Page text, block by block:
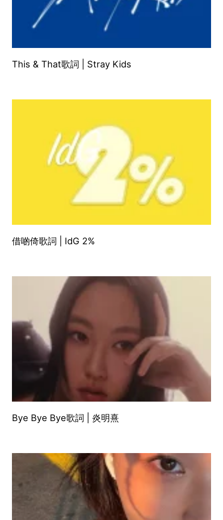
This & That歌詞 | Stray Kids
借啲倚歌詞 | IdG 2%
Bye Bye Bye歌詞 | 炎明熹